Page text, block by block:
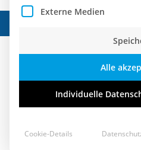
Gut von der AfD
Externe Medien
Alle
Individuelle
Cookie-Details